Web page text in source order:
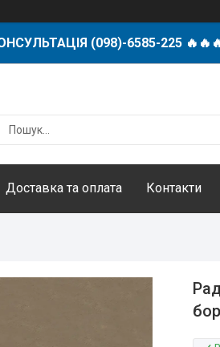
(098)-6585-225
Доставка та оплата Контакти